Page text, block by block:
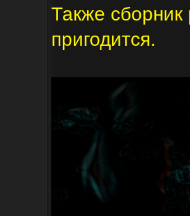
Также сборник
пригодится.